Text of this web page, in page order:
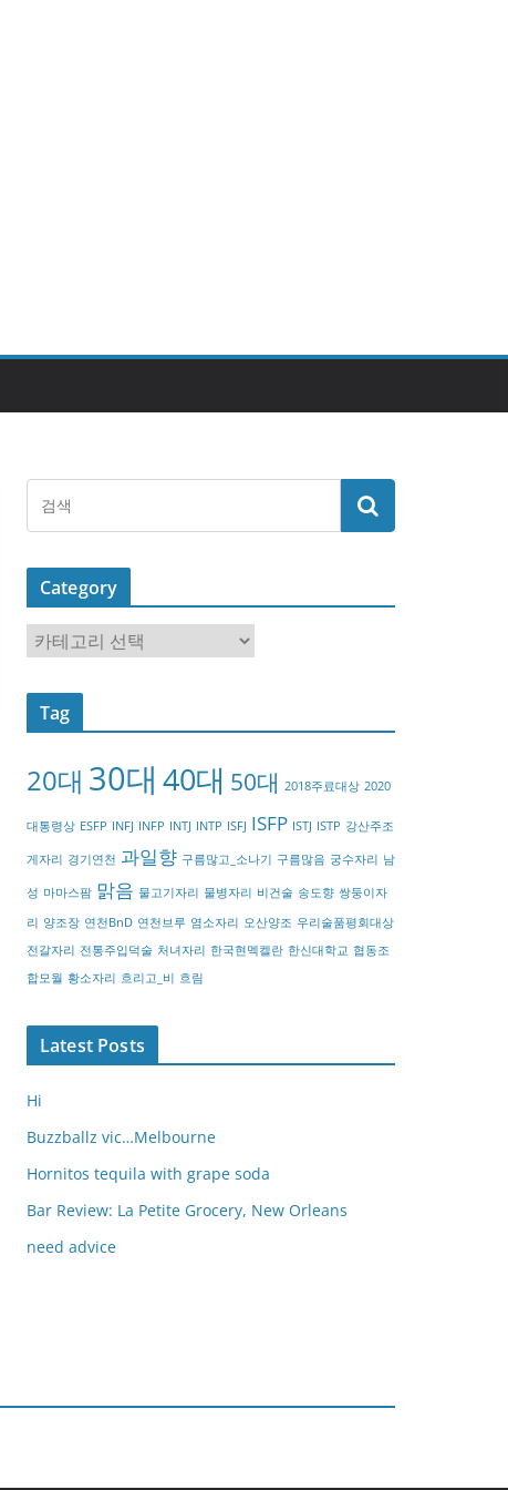
Category
a
t
o
y
Tag
20대 30대 40대 50대 2018주료대상 2020
대통령상 ESFP INFJ INFP INTJ INTP ISFJ ISFP ISTJ ISTP 강산주조
게자리 경기연천 과일향 구름많고_소나기 구름많음 궁수자리 남
성 마마스팜 맑음 물고기자리 물병자리 비건술 송도향 쌍둥이자
리 양조장 연천BnD 연천브루 염소자리 오산양조 우리술품평회대상
전갈자리 전통주입덕술 처녀자리 한국현멕켈란 한신대학교 협동조
합모월 황소자리 흐리고_비 흐림
Latest Posts
Hi
Buzzballz vic…Melbourne
Hornitos tequila with grape soda
Bar Review: La Petite Grocery, New Orleans
need advice